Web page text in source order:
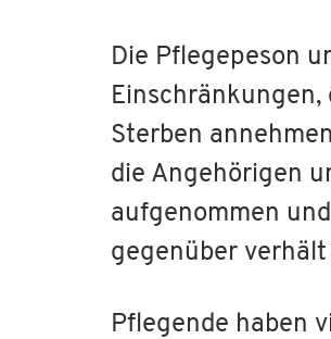
Die Pflegepeson
Sterben
die Angehörigen
aufgenommen
gegenüber
Pflegende haben